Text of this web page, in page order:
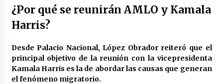
¿Por qué se reunirán AMLO y Kamala
Harris?
Desde Palacio Nacional, López Obrador reiteró que el
principal objetivo de la reunión con la vicepresidenta
Kamala Harris es la de abordar las causas que generan
el fenómeno migratorio.